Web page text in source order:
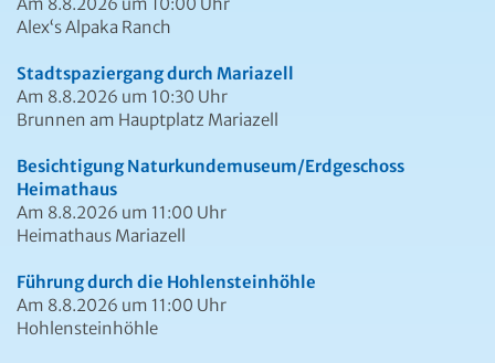
Am 8.8.2026 um 10:00 Uhr
Alex‘s Alpaka Ranch
Stadtspaziergang durch Mariazell
Am 8.8.2026 um 10:30 Uhr
Brunnen am Hauptplatz Mariazell
Besichtigung Naturkundemuseum/Erdgeschoss
Heimathaus
Am 8.8.2026 um 11:00 Uhr
Heimathaus Mariazell
Führung durch die Hohlensteinhöhle
Am 8.8.2026 um 11:00 Uhr
Hohlensteinhöhle